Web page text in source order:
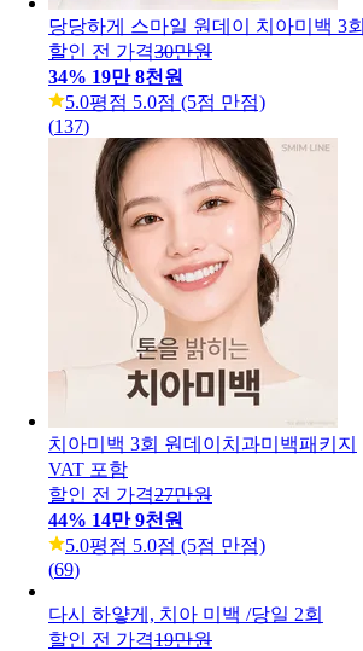
당당하게 스마일 원데이 치아미백 3회
할인 전 가격30만원
34% 19만 8천원
5.0평점 5.0점 (5점 만점)
(137)
치아미백 3회 원데이치과미백패키지
VAT 포함
할인 전 가격27만원
44% 14만 9천원
5.0평점 5.0점 (5점 만점)
(69)
다시 하얗게, 치아 미백 /당일 2회
할인 전 가격19만원